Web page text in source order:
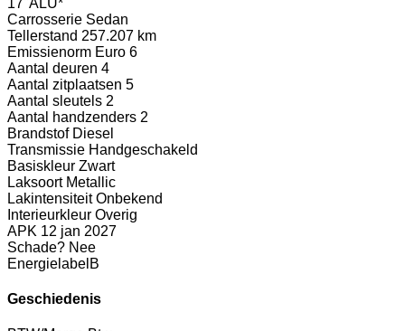
Carrosserie Sedan
Tellerstand 257.207 km
Emissienorm Euro 6
Aantal deuren 4
Aantal zitplaatsen 5
Aantal sleutels 2
Aantal handzenders 2
Brandstof Diesel
Transmissie Handgeschakeld
Basiskleur Zwart
Laksoort Metallic
Lakintensiteit Onbekend
Interieurkleur Overig
APK 12 jan 2027
Schade? Nee
Energielabel B
Geschiedenis